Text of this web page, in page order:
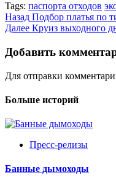
Tags: паспорта отходов
Post
navigation
Назад Подбор платья по
Далее Круиз выходного
Добавить
Для отправки
Больше историй
Пресс-релизы
Банные дымоходы